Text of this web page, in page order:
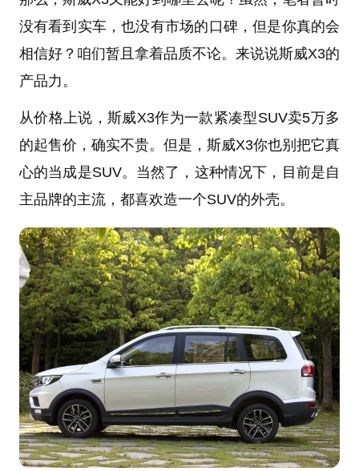
没有看到实车，也没有市场的口碑，但是你真的会
相信好？咱们暂且拿着品质不论。来说说斯威X3的
产品力。
从价格上说，斯威X3作为一款紧凑型SUV卖5万多
的起售价，确实不贵。但是，斯威X3你也别把它真
心的当成是SUV。当然了，这种情况下，目前是自
主品牌的主流，都喜欢造一个SUV的外壳。